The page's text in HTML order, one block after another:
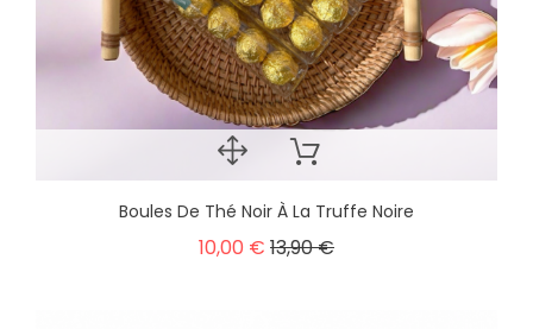
Boules De Thé Noir À La Truffe Noire
10,00 € 13,90 €